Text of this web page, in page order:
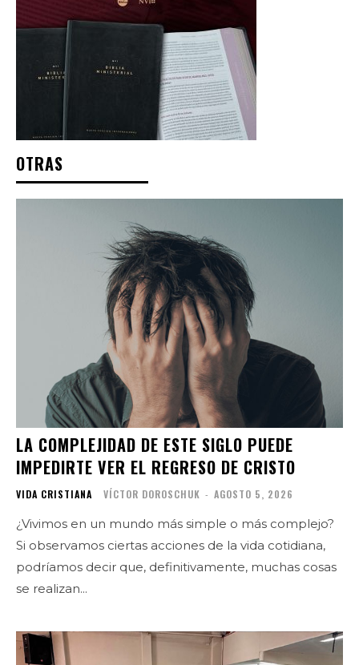
OTRAS
LA COMPLEJIDAD DE ESTE SIGLO PUEDE
IMPEDIRTE VER EL REGRESO DE CRISTO
VIDA CRISTIANA VÍCTOR DOROSCHUK - AGOSTO 5, 2026
¿Vivimos en un mundo más simple o más complejo?
Si observamos ciertas acciones de la vida cotidiana,
podríamos decir que, definitivamente, muchas cosas
se realizan...